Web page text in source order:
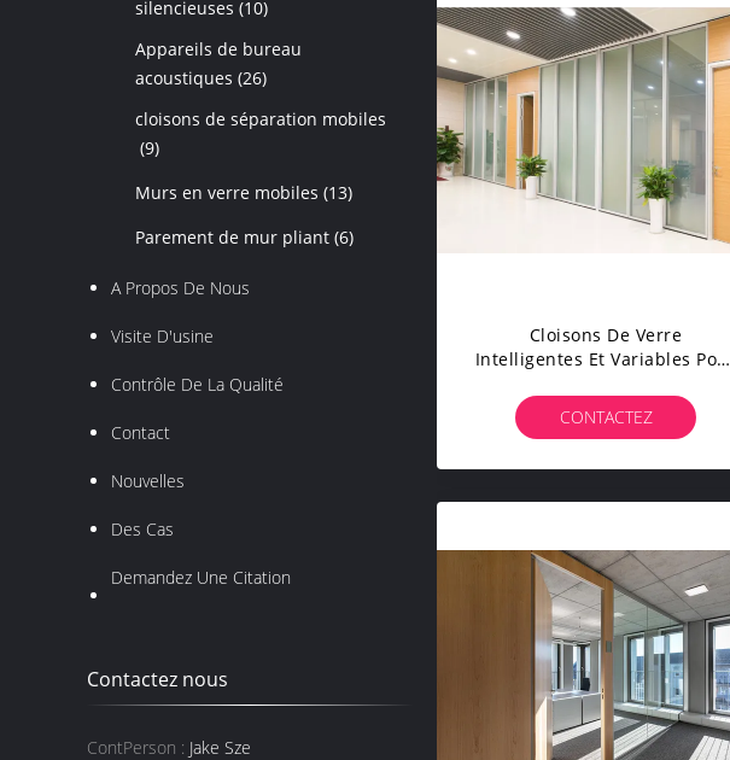
silencieuses (10)
Appareils de bureau
acoustiques (26)
cloisons de séparation mobiles
(9)
Murs en verre mobiles (13)
Parement de mur pliant (6)
A Propos De Nous
Visite D'usine
Contrôle De La Qualité
Contact
Nouvelles
Des Cas
Demandez Une Citation
Contactez nous
ContPerson : Jake Sze
Cloisons De Verre
Intelligentes Et Variables Pour
Transparence
CONTACTEZ